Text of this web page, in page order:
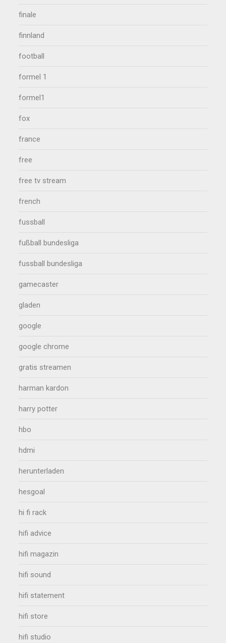
finale
finnland
football
formel 1
formel1
fox
france
free
free tv stream
french
fussball
fußball bundesliga
fussball bundesliga
gamecaster
gladen
google
google chrome
gratis streamen
harman kardon
harry potter
hbo
hdmi
herunterladen
hesgoal
hi fi rack
hifi advice
hifi magazin
hifi sound
hifi statement
hifi store
hifi studio